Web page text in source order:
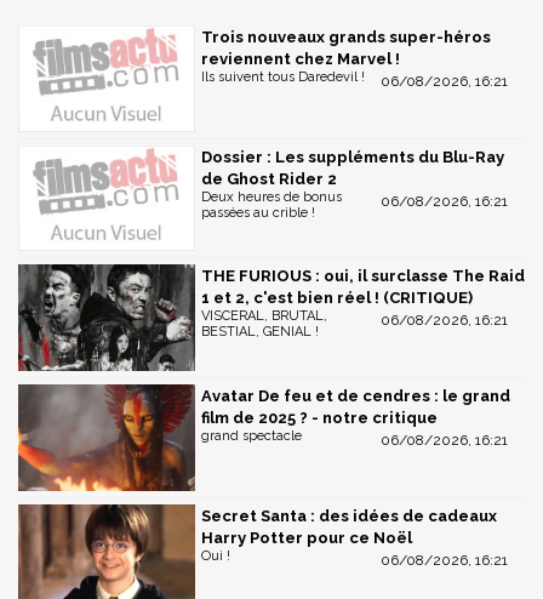
Trois nouveaux grands super-héros
reviennent chez Marvel !
06/08/2026, 16:21
Ils suivent tous Daredevil !
Dossier : Les suppléments du Blu-Ray
de Ghost Rider 2
06/08/2026, 16:21
Deux heures de bonus
passées au crible !
THE FURIOUS : oui, il surclasse The Raid
1 et 2, c'est bien réel ! (CRITIQUE)
06/08/2026, 16:21
VISCERAL, BRUTAL,
BESTIAL, GENIAL !
Avatar De feu et de cendres : le grand
film de 2025 ? - notre critique
06/08/2026, 16:21
grand spectacle
Secret Santa : des idées de cadeaux
Harry Potter pour ce Noël
06/08/2026, 16:21
Oui !